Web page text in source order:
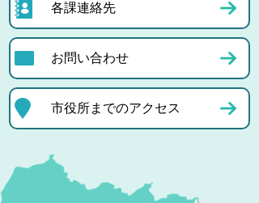
各課連絡先
お問い合わせ
市役所までのアクセス